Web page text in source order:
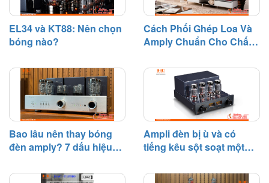
EL34 và KT88: Nên chọn
bóng nào?
Cách Phối Ghép Loa Và
Amply Chuẩn Cho Chất
Bao lâu nên thay bóng
đèn amply? 7 dấu hiệu
Ampli đèn bị ù và có
tiếng kêu sột soạt một
cách khắc phục